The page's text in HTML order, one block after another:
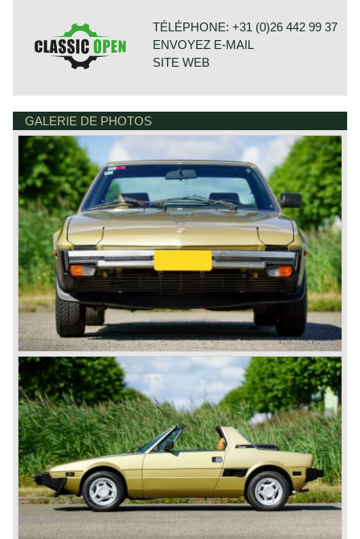
luggage compartment. The X1/9 is powered by a 75 bhp
four-cylinder 1300 Sport engine derived from the Fiat 128
Rallye. The engine is located behind the seats to obtain
the best possible weight distribution and road holding
The Fiat X1/9 was extremely successful, especially in the
USA. In 1982 a more luxurious ‘IN’ version was marketed
by Bertone. In 1988 the last special version saw the light
of day with the name ‘Gran Finale’. From 1972 until 1989
180.000 Fiat X1/9 cars were built. As with many cars from
the 1970s rust was their biggest enemy and not many
cars survived the test of time. It is hard to find perfectly
preserved examples of this very desirable Bertone design.
The Fiat X1/9 is one of the most iconic Fiat models; a true
classic.
Technical data*
Four cylinder engine (OHC)
cylinder capacity: 1498 cc
capacity: 85 bhp at 6000 rpm
torque: 120 Nm at 3200 rpm
carburettor: 1 Weber 34 DATR 7/250
gearbox: 5-speed, manual
brakes: disc brakes around
top speed: 180 km/h. - 113 mph.
weight: 920 kg unladen
*All the Fiats by Editoriale Domus
TÉLÉPHONE: +31 (0)26 442 99 37
ENVOYEZ E-MAIL
SITE WEB
BONNETSTRAAT 33
6718 XN EDE
GALERIE DE PHOTOS